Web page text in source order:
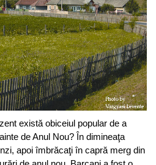
există obiceiul popular de a
de Anul Nou? În dimineaţa
apoi îmbrăcaţi în capră merg din